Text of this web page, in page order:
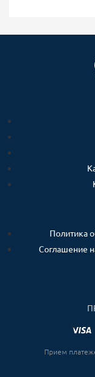
Политика
Соглашение
Прием